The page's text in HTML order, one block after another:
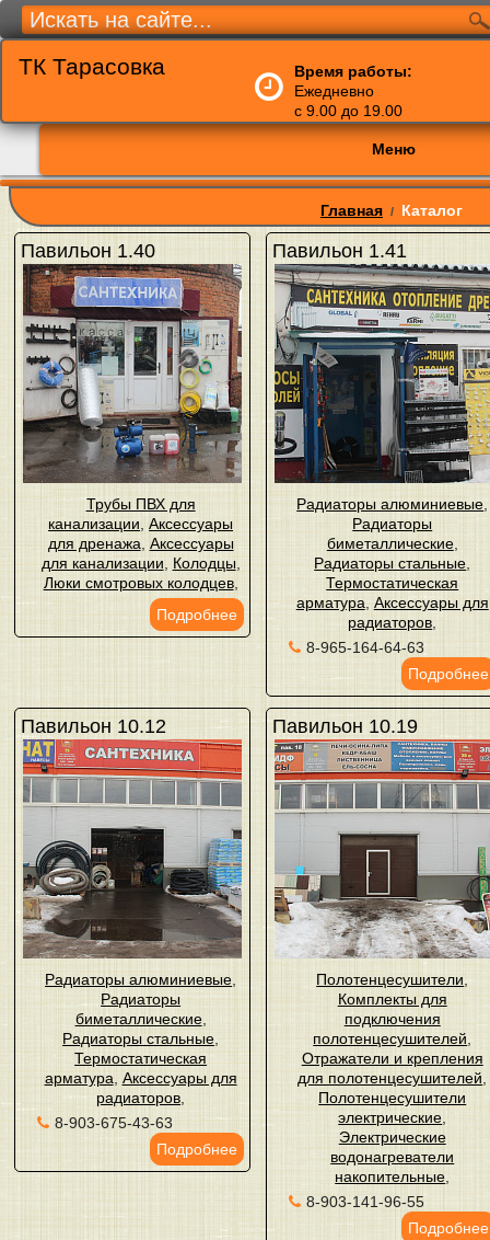
ТК Тарасовка
Время работы:
Ежедневно
с 9.00 до 19.00
Меню
Главная / Каталог
Павильон 1.40
Трубы ПВХ для
канализации ,Аксессуары
для дренажа Аксессуары
для канализации
Колодцы,
Люки смотровых колодцев,
Подробнее
Павильон 1.41
Радиаторы алюминиевые
Радиаторы
биметаллические,
Радиаторы стальные
Термостатическая
арматура Аксессуары для
радиаторов
8-965-164-64-63
Подробнее
Павильон 10.12
Радиаторы алюминиевые
Радиаторы
биметаллические,
Радиаторы стальные
Термостатическая
арматура Аксессуары для
радиаторов
8-903-675-43-63
Подробнее
Павильон 10.19
Полотенцесушители
Комплекты для
подключения
полотенцесушителей
Отражатели и крепления
для полотенцесушителей
Полотенцесушители
электрические
Электрические
водонагреватели
накопительные
8-903-141-96-55
Подробнее